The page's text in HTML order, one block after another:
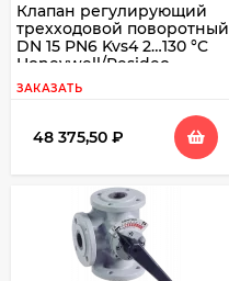
Клапан регулирующий
трехходовой поворотный
DN 15 PN6 Kvs4 2…130 °C
Honeywell/Resideo
DR15GMLA
ЗАКАЗАТЬ
48 375,50 ₽